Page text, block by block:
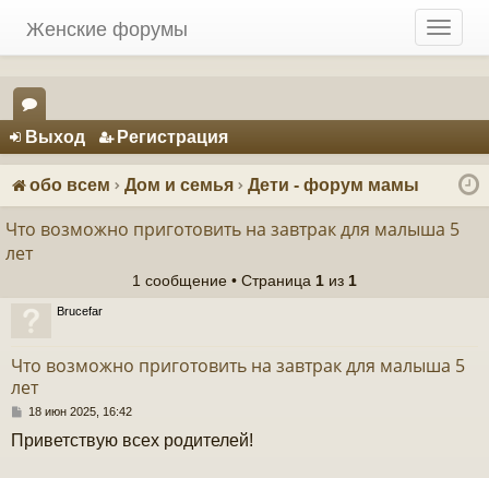
T
o
l
n
v
i
n
Женские форумы
Регистрация
ор
ум
Выход Регистрация
обо всем Дом и семья Дети - форум мамы
Что возможно приготовить на завтрак для малыша 5
лет
1 сообщение • Страница 1 из 1
Brucefar
Что возможно приготовить на завтрак для малыша 5
лет
С
о
18 июн 2025, 16:42
Приветствую всех родителей!